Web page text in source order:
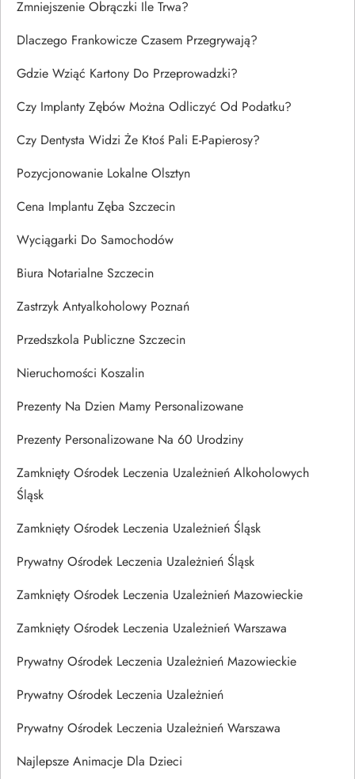
Zmniejszenie Obrączki Ile Trwa?
Dlaczego Frankowicze Czasem Przegrywają?
Gdzie Wziąć Kartony Do Przeprowadzki?
Czy Implanty Zębów Można Odliczyć Od Podatku?
Czy Dentysta Widzi Że Ktoś Pali E-Papierosy?
Pozycjonowanie Lokalne Olsztyn
Cena Implantu Zęba Szczecin
Wyciągarki Do Samochodów
Biura Notarialne Szczecin
Zastrzyk Antyalkoholowy Poznań
Przedszkola Publiczne Szczecin
Nieruchomości Koszalin
Prezenty Na Dzien Mamy Personalizowane
Prezenty Personalizowane Na 60 Urodziny
Zamknięty Ośrodek Leczenia Uzależnień Alkoholowych
Śląsk
Zamknięty Ośrodek Leczenia Uzależnień Śląsk
Prywatny Ośrodek Leczenia Uzależnień Śląsk
Zamknięty Ośrodek Leczenia Uzależnień Mazowieckie
Zamknięty Ośrodek Leczenia Uzależnień Warszawa
Prywatny Ośrodek Leczenia Uzależnień Mazowieckie
Prywatny Ośrodek Leczenia Uzależnień
Prywatny Ośrodek Leczenia Uzależnień Warszawa
Najlepsze Animacje Dla Dzieci